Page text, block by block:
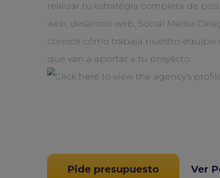
realizar tu estratégia completa de
web, desarrolo web, Social Media
conoce cómo trabaja nuestro equipo
que van a aportar a tu proyecto.
Pide presupuesto Ver